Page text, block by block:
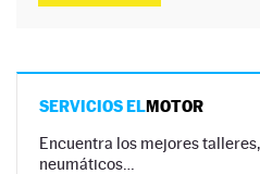
SERVICIOS ELMOTOR
Encuentra los mejores
neumáticos…